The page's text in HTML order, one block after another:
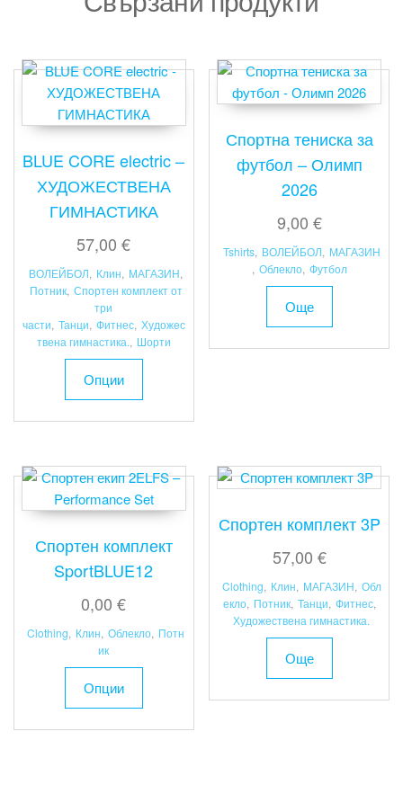
BLUE CORE electric –
ХУДОЖЕСТВЕНА
ГИМНАСТИКА
57,00€
ВОЛЕЙБОЛ, Клин, МАГАЗИН,
Потник, Спортен комплект от
три
части, Танци, Фитнес, Художес
твена гимнастика., Шорти
Опции
This
The
options
may
chosen
on
page
Спортна тениска за
футбол – Олимп
2026
9,00 €
Tshirts, ВОЛЕЙБОЛ, МАГАЗИН
, Облекло, Футбол
Още
Спортен комплект
SportBLUE12
0,00€
Clothing, Клин, Облекло, Потн
ик
Опции
This
Спортен комплект 3P
57,00 €
Clothing, Клин, МАГАЗИН, Обл
екло, Потник, Танци, Фитнес,
Художествена гимнастика.
Още